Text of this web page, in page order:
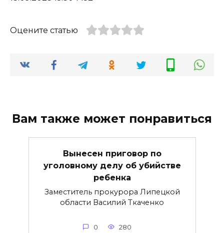
Оцените статью
Вам также может понравиться
Вынесен приговор по
уголовному делу об убийстве
ребенка
Заместитель прокурора Липецкой
области Василий Ткаченко
0 280